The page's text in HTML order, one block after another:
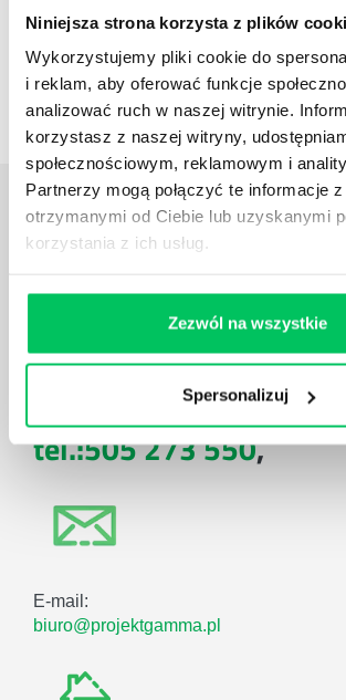
Niniejsza strona korzysta z plików
Wykorzystujemy pliki cookie do
i reklam, aby oferować funkcje
analizować ruch w naszej witrynie.
korzystasz z naszej witryny,
społecznościowym, reklamowym i
Partnerzy mogą połączyć te informacje
otrzymanymi od Ciebie lub uzyskanymi
korzystania z ich usług.
Zezwól na wszystkie
Spersonalizuj
Case studies
Zestawienie case studies
Daj nam poznaćTWOJE
POTRZEBY
tel.:505 273 550,
E-mail:
biuro@projektgamma.pl